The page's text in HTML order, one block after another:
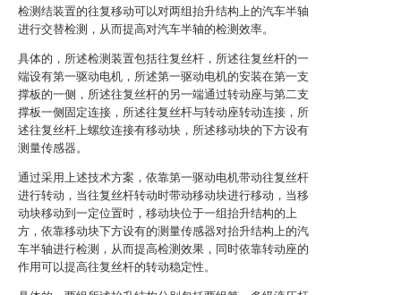
检测结装置的往复移动可以对两组抬升结构上的汽车半轴
进行交替检测，从而提高对汽车半轴的检测效率。
具体的，所述检测装置包括往复丝杆，所述往复丝杆的一
端设有第一驱动电机，所述第一驱动电机的安装在第一支
撑板的一侧，所述往复丝杆的另一端通过转动座与第二支
撑板一侧固定连接，所述往复丝杆与转动座转动连接，所
述往复丝杆上螺纹连接有移动块，所述移动块的下方设有
测量传感器。
通过采用上述技术方案，依靠第一驱动电机带动往复丝杆
进行转动，当往复丝杆转动时带动移动块进行移动，当移
动块移动到一定位置时，移动块位于一组抬升结构的上
方，依靠移动块下方设有的测量传感器对抬升结构上的汽
车半轴进行检测，从而提高检测效果，同时依靠转动座的
作用可以提高往复丝杆的转动稳定性。